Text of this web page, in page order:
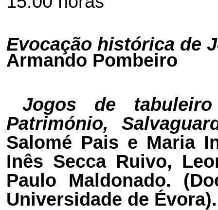
Evocação histórica de
Armando Pombeiro
Jogos de
Património,
Salomé Pais e Maria
Inês Secca Ruivo,
Paulo Maldonado.
Universidade de Évora).